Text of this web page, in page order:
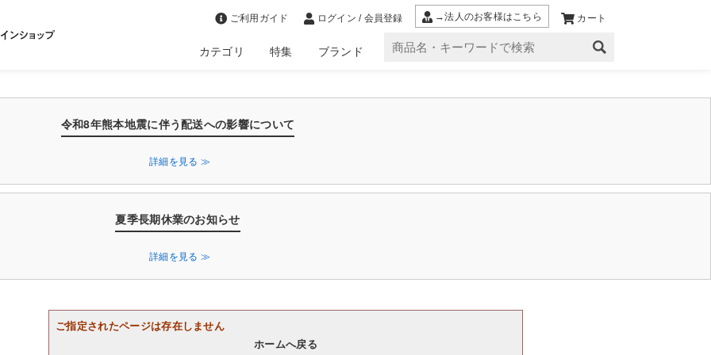
ご利用ガイド ログイン / 会員登録 →法人のお客様はこちら カート
カテゴリ 特集 ブランド
令和8年熊本地震に伴う配送への影響について
詳細を見る ≫
夏季長期休業のお知らせ
詳細を見る ≫
ご指定されたページは存在しません
ホームへ戻る